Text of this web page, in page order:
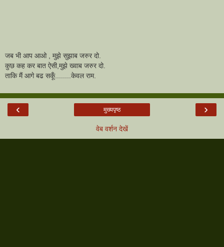
जब भी आप आओ , मुझे सुझाब जरुर दो.
कुछ कह कर बात ऐसी,मुझे ख्वाब जरुर दो.
ताकि मैं आगे बढ सकूँ........केवल राम.
‹ ›
मुख्यपृष्ठ
वेब वर्शन देखें